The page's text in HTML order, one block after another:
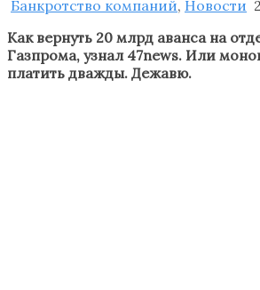
Банкротство компаний, Новости
Как вернуть 20 млрд аванса на
Газпрома, узнал 47news. Или
платить дважды. Дежавю.